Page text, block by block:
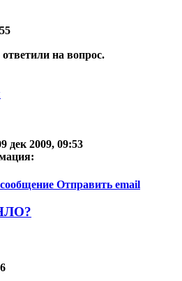
на вопрос.
дек 2009, 09:53
Отправить email